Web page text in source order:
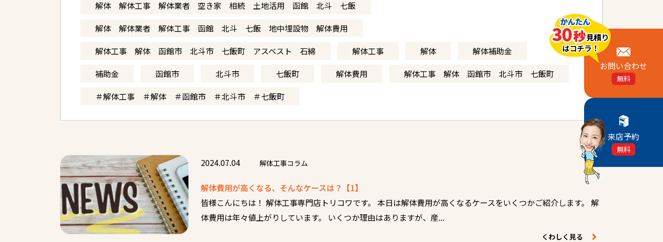
解体 解体工事 解体業者 空き家 相続 土地活用 函館 北斗 七飯
解体 解体業者 解体工事 函館 北斗 七飯 地中埋設物 解体費用
解体工事 解体 函館市 北斗市 七飯町 アスベスト 石綿
解体工事 解体
解体補助金
補助金
函館市 北斗市 七飯町 解体費用
解体工事 解体 函館市 北斗市 七飯町
＃解体工事 ＃解体 ＃函館市 ＃北斗市 ＃七飯町
2024.07.04 解体工事コラム
解体費用が高くなる、そんなケースは？【1】
皆様こんにちは！ 解体工事専門店トリコワです。 本日は解体費用が高くなるケースをいくつかご紹介します。 解
体費用は年々値上がりしています。 いくつか理由はありますが、産...
くわしく見る
お問い合わせ
無料
来店予約
無料